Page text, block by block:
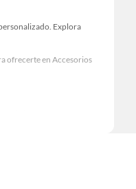
Explora
ofrecerte en Accesorios